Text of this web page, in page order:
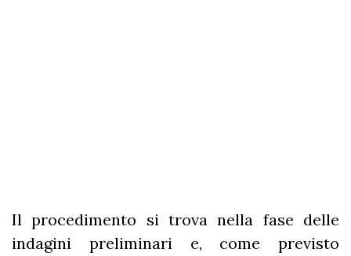
Il procedimento si trova nella fase delle
indagini preliminari e, come previsto